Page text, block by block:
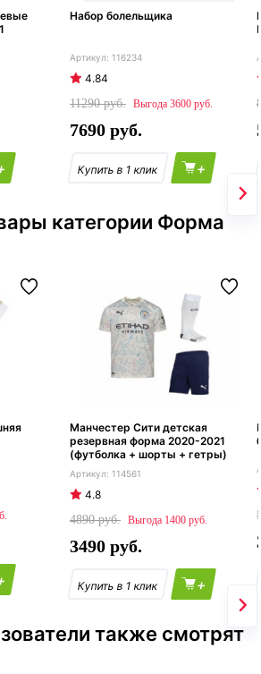
Набор болельщика
116234
4.84
11290
3600
7690
+
категории Форма
Манчестер Сити детская
резервная форма 2020-2021
(футболка + шорты + гетры)
114561
4.8
4890
1400
3490
+
также смотрят